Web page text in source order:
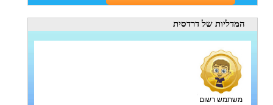
המדליות של דרדסית
משתמש רשום